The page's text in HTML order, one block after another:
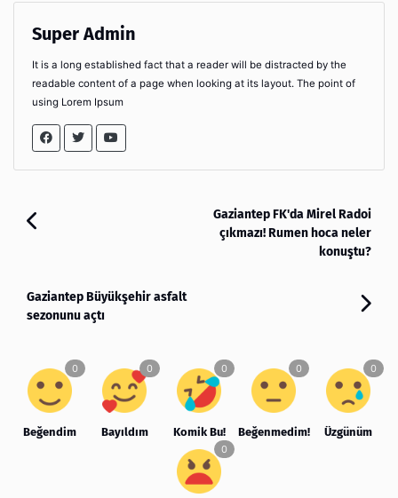
Super Admin
It is a long established fact that a reader will be distracted by the
readable content of a page when looking at its layout. The point of
using Lorem Ipsum
Gaziantep FK'da Mirel Radoi
çıkmazı! Rumen hoca neler
konuştu?
Gaziantep Büyükşehir asfalt
sezonunu açtı
Beğendim Bayıldım Komik Bu! Beğenmedim! Üzgünüm